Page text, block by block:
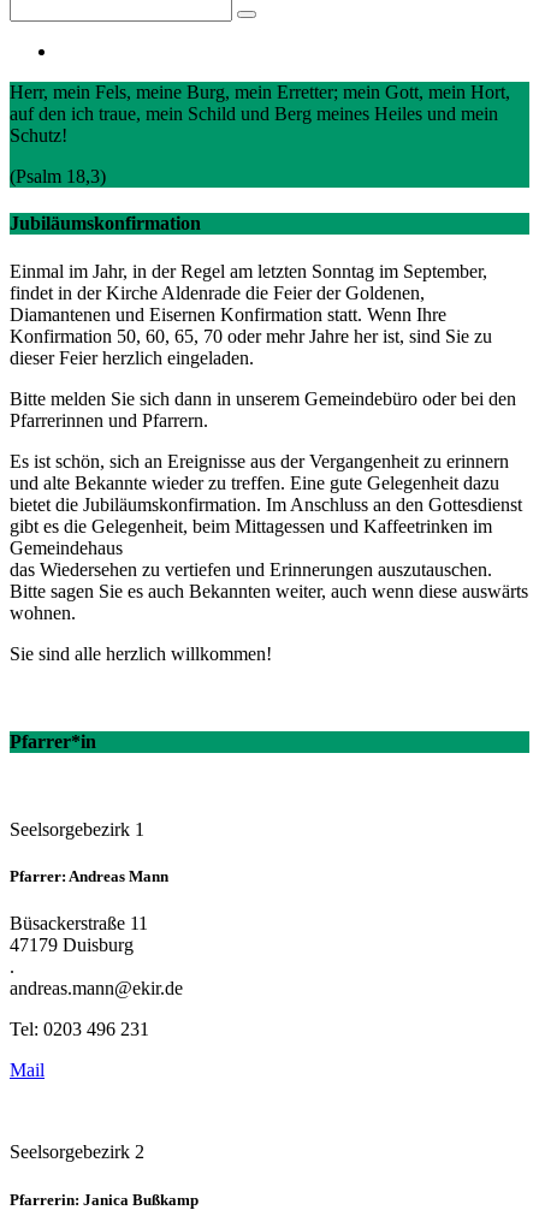
for:
Search
Herr, mein Fels, meine Burg, mein Erretter; mein Gott, mein Hort,
auf den ich traue, mein Schild und Berg meines Heiles und mein
Schutz!
(Psalm 18,3)
Jubiläumskonfirmation
Einmal im Jahr, in der Regel am letzten Sonntag im September,
findet in der Kirche Aldenrade die Feier der Goldenen,
Diamantenen und Eisernen Konfirmation statt. Wenn Ihre
Konfirmation 50, 60, 65, 70 oder mehr Jahre her ist, sind Sie zu
dieser Feier herzlich eingeladen.
Bitte melden Sie sich dann in unserem Gemeindebüro oder bei den
Pfarrerinnen und Pfarrern.
Es ist schön, sich an Ereignisse aus der Vergangenheit zu erinnern
und alte Bekannte wieder zu treffen. Eine gute Gelegenheit dazu
bietet die Jubiläumskonfirmation. Im Anschluss an den Gottesdienst
gibt es die Gelegenheit, beim Mittagessen und Kaffeetrinken im
Gemeindehaus
das Wiedersehen zu vertiefen und Erinnerungen auszutauschen.
Bitte sagen Sie es auch Bekannten weiter, auch wenn diese auswärts
wohnen.
Sie sind alle herzlich willkommen!
Pfarrer*in
Seelsorgebezirk 1
Pfarrer: Andreas Mann
Büsackerstraße 11
47179 Duisburg
.
andreas.mann@ekir.de
Tel: 0203 496 231
Mail
Seelsorgebezirk 2
Pfarrerin: Janica Bußkamp